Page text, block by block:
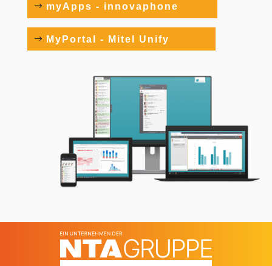
myApps - innovaphone
MyPortal - Mitel Unify